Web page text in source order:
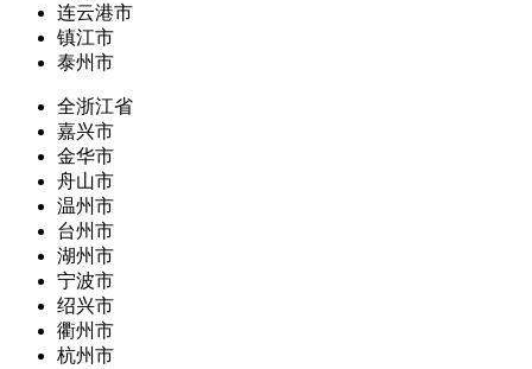
连云港市
镇江市
泰州市
全浙江省
嘉兴市
金华市
舟山市
温州市
台州市
湖州市
宁波市
绍兴市
衢州市
杭州市